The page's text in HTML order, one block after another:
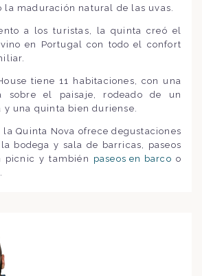
la maduración natural de las uvas.
a los turistas, la quinta creó el
en Portugal con todo el confort
tiene 11 habitaciones, con una
sobre el paisaje, rodeado de un
una quinta bien duriense.
la Quinta Nova ofrece degustaciones
bodega y sala de barricas, paseos
picnic y también paseos en barco o